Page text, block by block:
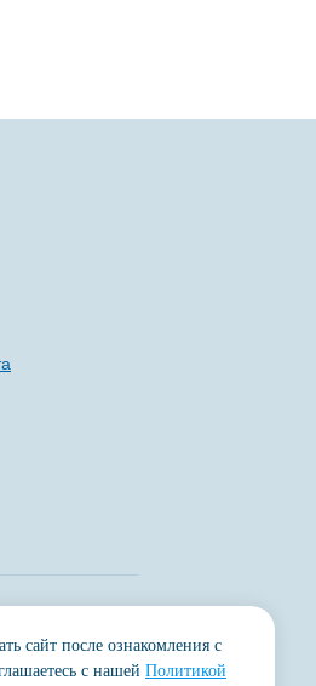
сайт после ознакомления с
с нашей Политикой